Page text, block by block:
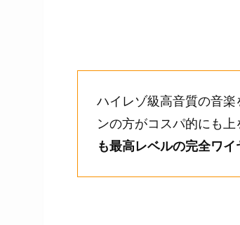
ハイレゾ級高音質の音
ンの方がコスパ的にも上
も最高レベルの完全ワ